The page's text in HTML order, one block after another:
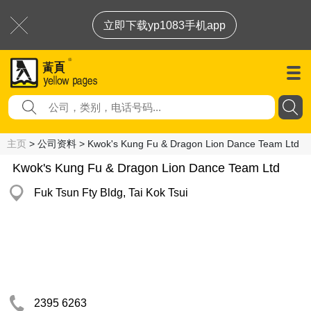
立即下载yp1083手机app
主页 > 公司资料 > Kwok's Kung Fu & Dragon Lion Dance Team Ltd
Kwok's Kung Fu & Dragon Lion Dance Team Ltd
Fuk Tsun Fty Bldg, Tai Kok Tsui
2395 6263